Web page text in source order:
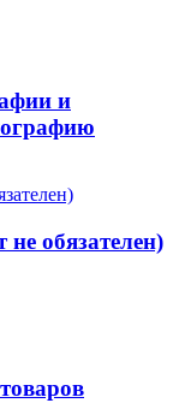
и
обязателен)